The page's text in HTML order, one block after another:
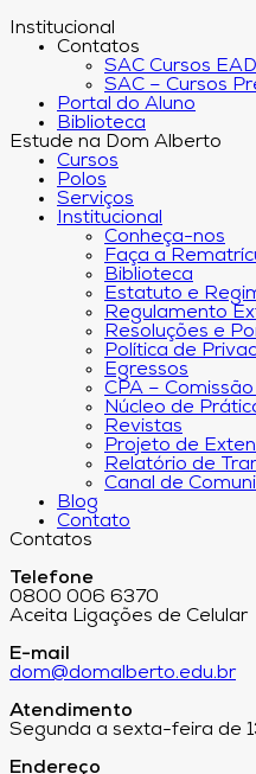
Institucional
Contatos
SAC Cursos
SAC – Cursos
Portal do Aluno
Biblioteca
Estude na Dom Alberto
Cursos
Polos
Serviços
Institucional
Conheça-nos
Faça a
Biblioteca
Estatuto e
Regulamento
Resoluções e
Política de
Egressos
CPA –
Núcleo de
Revistas
Projeto de
Relatório de
Canal de
Blog
Contato
Contatos
Telefone
0800 006 6370
Aceita Ligações de Celular
E-mail
dom@domalberto.edu.br
Atendimento
Segunda a sexta-feira de
Endereço